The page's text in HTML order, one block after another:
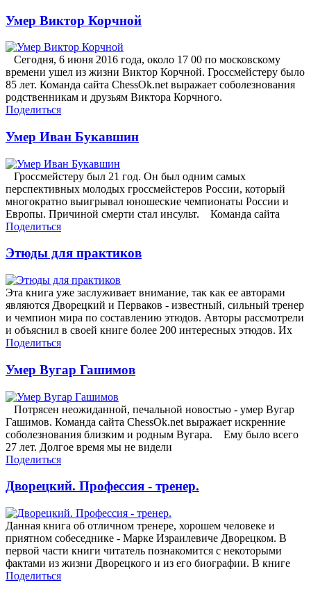
Умер Виктор Корчной
Сегодня, 6 июня 2016 года, около 17 00 по московскому
времени ушел из жизни Виктор Корчной. Гроссмейстеру было
85 лет. Команда сайта ChessOk.net выражает соболезнования
родственникам и друзьям Виктора Корчного.
Поделиться
Умер Иван Букавшин
Гроссмейстеру был 21 год. Он был одним самых
перспективных молодых гроссмейстеров России, который
многократно выигрывал юношеские чемпионаты России и
Европы. Причиной смерти стал инсульт. Команда сайта
Поделиться
Этюды для практиков
Эта книга уже заслуживает внимание, так как ее авторами
являются Дворецкий и Перваков - известный, сильный тренер
и чемпион мира по составлению этюдов. Авторы рассмотрели
и объяснил в своей книге более 200 интересных этюдов. Их
Поделиться
Умер Вугар Гашимов
Потрясен неожиданной, печальной новостью - умер Вугар
Гашимов. Команда сайта ChessOk.net выражает искренние
соболезнования близким и родным Вугара. Ему было всего
27 лет. Долгое время мы не видели
Поделиться
Дворецкий. Профессия - тренер.
Данная книга об отличном тренере, хорошем человеке и
приятном собеседнике - Марке Израилевиче Дворецком. В
первой части книги читатель познакомится с некоторыми
фактами из жизни Дворецкого и из его биографии. В книге
Поделиться